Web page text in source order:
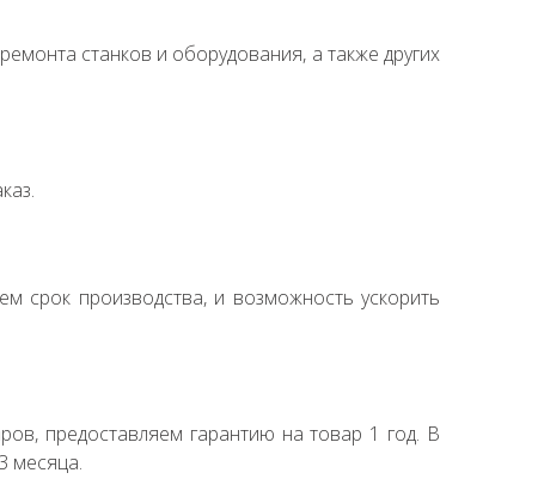
станков и оборудования, а также других
срок производства, и возможность ускорить
предоставляем гарантию на товар 1 год. В
месяца.